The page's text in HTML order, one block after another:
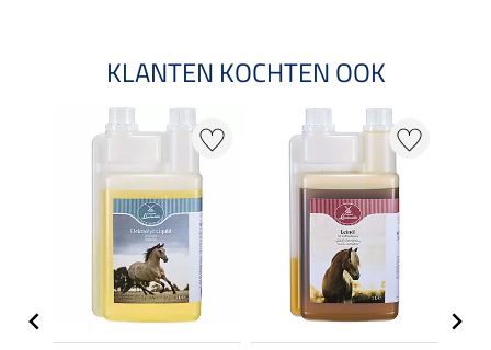
KLANTEN KOCHTEN OOK